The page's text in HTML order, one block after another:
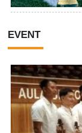
EVENT